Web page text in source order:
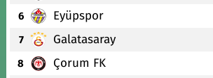
6 Eyüpspor
7 Galatasaray
8 Çorum FK